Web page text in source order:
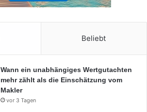
Beliebt
Wann ein unabhängiges Wertgutachten
mehr zählt als die Einschätzung vom
Makler
vor 3 Tagen